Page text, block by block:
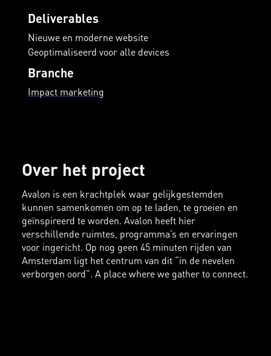
Deliverables
Nieuwe en moderne website
Geoptimaliseerd voor alle devices
Branche
Impact marketing
Over het project
Avalon is een krachtplek waar gelijkgestemden
kunnen samenkomen om op te laden, te groeien en
geïnspireerd te worden. Avalon heeft hier
verschillende ruimtes, programma’s en ervaringen
voor ingericht. Op nog geen 45 minuten rijden van
Amsterdam ligt het centrum van dit “in de nevelen
verborgen oord”. A place where we gather to connect.